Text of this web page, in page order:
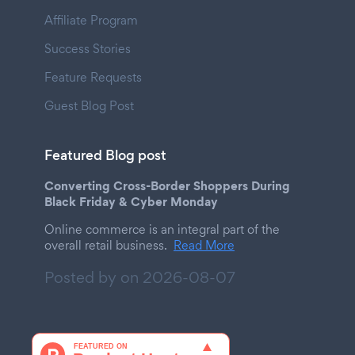
Affiliate Program
Success Stories
Feature Requests
Guest Blog Post
Featured Blog post
Converting Cross-Border Shoppers During
Black Friday & Cyber Monday
Online commerce is an integral part of the
overall retail business. Read More
Posted by on 2026-08-07